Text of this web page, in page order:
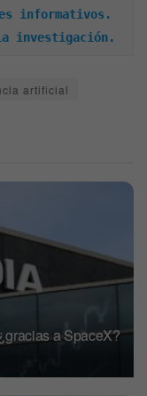
informativos.
investigación.
artificial
a SpaceX?